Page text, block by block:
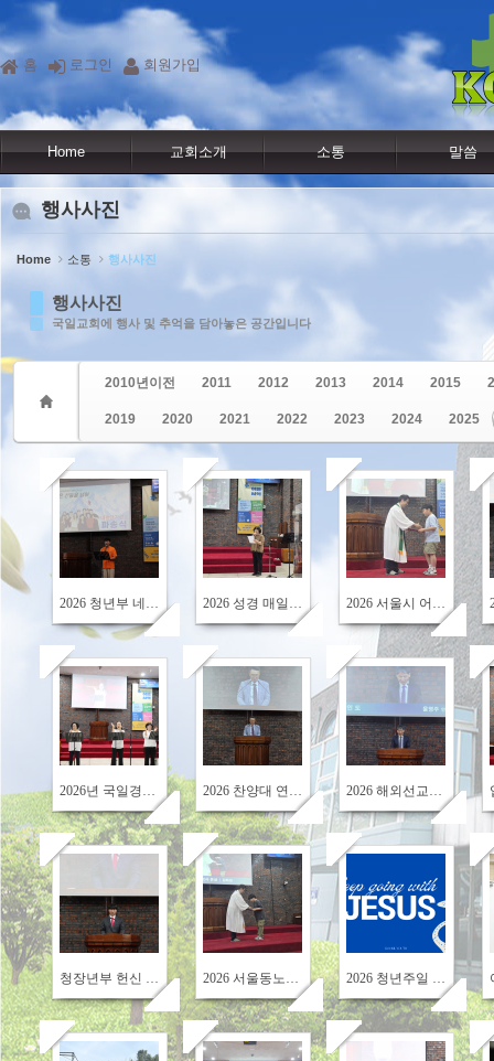
홈 로그인 회원가입
Home 교회소개 소통 말씀
행사사진
Home 소통 행사사진
행사사진
국일교회에 행사 및 추억을 담아놓은 공간입니다
2010년이전 2011 2012 2013 2014 2015
2019 2020 2021 2022 2023 2024 2025
45 78
92 122 84
145 167 180